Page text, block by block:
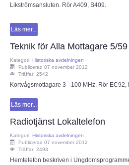
Likströmsansluten. Rör A409, B409.
Läs mer...
Teknik för Alla Mottagare 5/59
Kategori: Historiska avdelningen
Publicerad 07 november 2012
Träffar: 2542
Kortvågsmottagare 3 - 100 MHz. Rör EC92,
Läs mer...
Radiotjänst Lokaltelefon
Kategori: Historiska avdelningen
Publicerad 07 november 2012
Träffar: 2493
Hemtelefon beskriven i